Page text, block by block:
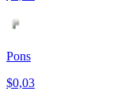
Pons
$0,03